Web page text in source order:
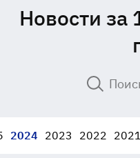
Новости за
2024 2023 2022 2021